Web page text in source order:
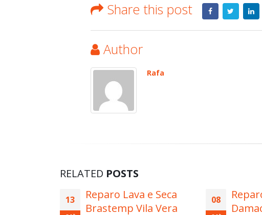
Share this post
Author
Rafa
RELATED POSTS
08
Reparo Brastemp Vila
Damaceno
12
Ar